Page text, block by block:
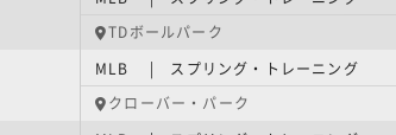
TDボールパーク
MLB | スプリング・トレーニング
クローバー・パーク